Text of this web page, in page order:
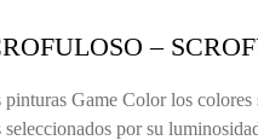
–
Game Color los
por su